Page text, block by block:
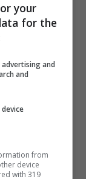
certificato
ai tre
questo
inabilità
altresì
your
for the
and
and
from
device
with 319